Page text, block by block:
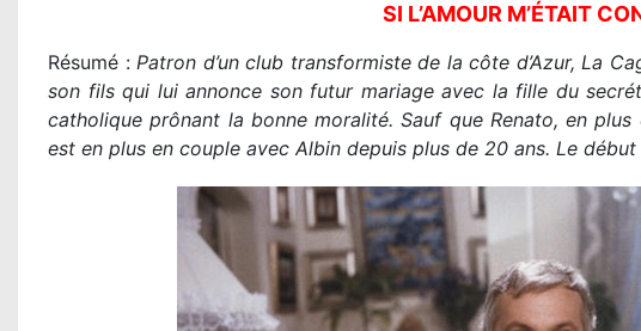
SI L’AMOUR M’ÉTAIT
Résumé :Patron d’un club transformiste de la côte d’Azur, La
son fils qui lui annonce son futur mariage avec la fille du
catholique prônant la bonne moralité. Sauf que Renato, en plus
est en plus en couple avec Albin depuis plus de 20 ans. Le début